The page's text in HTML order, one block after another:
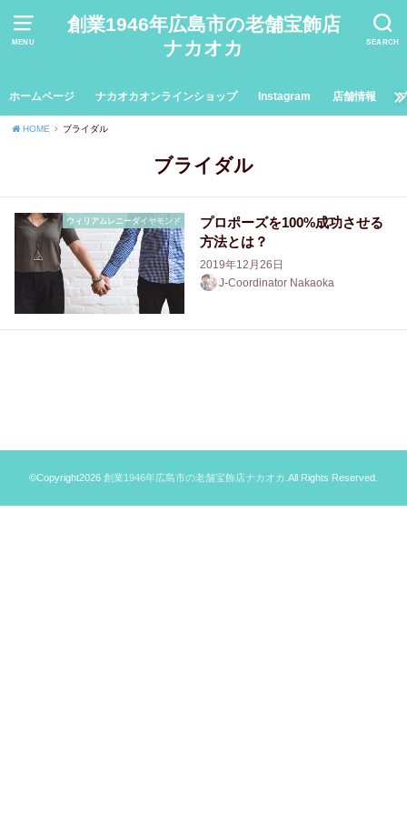
MENU SEARCH
創業1946年広島市の老舗宝飾店
ナカオカ
ホームページ ナカオカオンラインショップ Instagram 店舗情報
HOME ブライダル
ブライダル
ウィリアムレニーダイヤモンド
プロポーズを100%成功させる
方法とは？
2019年12月26日
J-Coordinator Nakaoka
©Copyright2026 創業1946年広島市の老舗宝飾店ナカオカ .All Rights Reserved.